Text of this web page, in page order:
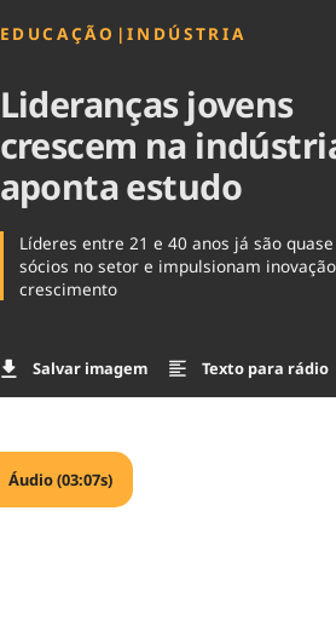
EDUCAÇÃO |INDÚSTRIA
Lideranças jovens
crescem na
aponta estudo
Líderes entre 21 e 40 anos já são quase
sócios no setor e impulsionam
crescimento
Salvar imagem Texto para rádio
Áudio (03:07s)